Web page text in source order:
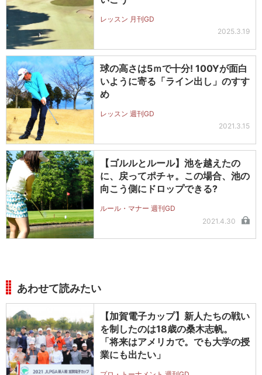
レッスン 月刊GD
2025.3.19
球の高さは5ｍで十分! 100Yが面白
いように寄る「ライン出し」のすす
め
レッスン 週刊GD
2021.3.15
【ゴルルとルール】池を越えたの
に、戻ってポチャ。この場合、池の
向こう側にドロップできる?
ルール・マナー 週刊GD
2021.4.30
あわせて読みたい
【加賀電子カップ】新人たちの戦い
を制したのは18歳の桑木志帆。
「将来はアメリカで。でも大学の授
業にも出たい」